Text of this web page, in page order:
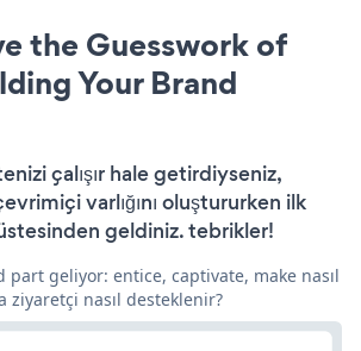
the Guesswork of
Your Brand
çalışır hale getirdiyseniz,
varlığını oluştururken ilk
geldiniz. tebrikler!
part geliyor: entice, captivate, make nasıl
ziyaretçi nasıl desteklenir?